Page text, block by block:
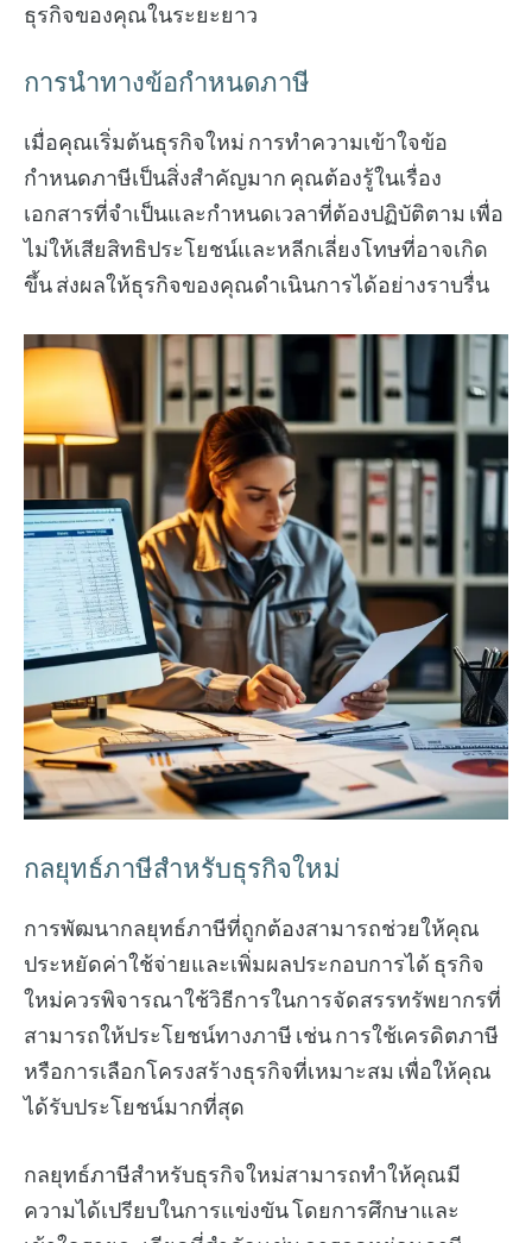
ธุรกิจของคุณในระยะยาว
การนำทางข้อกำหนดภาษี
เมื่อคุณเริ่มต้นธุรกิจใหม่ การทำความเข้าใจข้อ
กำหนดภาษีเป็นสิ่งสำคัญมาก คุณต้องรู้ในเรื่อง
เอกสารที่จำเป็นและกำหนดเวลาที่ต้องปฏิบัติตาม เพื่อ
ไม่ให้เสียสิทธิประโยชน์และหลีกเลี่ยงโทษที่อาจเกิด
ขึ้น ส่งผลให้ธุรกิจของคุณดำเนินการได้อย่างราบรื่น
กลยุทธ์ภาษีสำหรับธุรกิจใหม่
การพัฒนากลยุทธ์ภาษีที่ถูกต้องสามารถช่วยให้คุณ
ประหยัดค่าใช้จ่ายและเพิ่มผลประกอบการได้ ธุรกิจ
ใหม่ควรพิจารณาใช้วิธีการในการจัดสรรทรัพยากรที่
สามารถให้ประโยชน์ทางภาษี เช่น การใช้เครดิตภาษี
หรือการเลือกโครงสร้างธุรกิจที่เหมาะสม เพื่อให้คุณ
ได้รับประโยชน์มากที่สุด
กลยุทธ์ภาษีสำหรับธุรกิจใหม่สามารถทำให้คุณมี
ความได้เปรียบในการแข่งขัน โดยการศึกษาและ